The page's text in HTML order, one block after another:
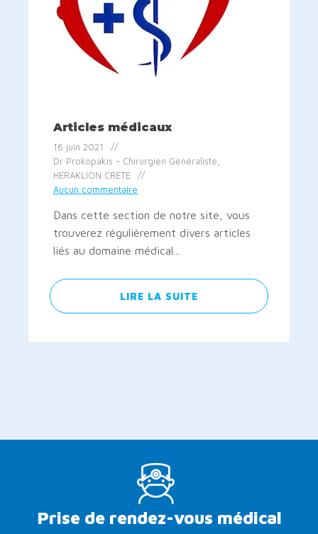
Articles médicaux
16 juin 2021
Dr Prokopakis - Chirurgien Généraliste,
HERAKLION CRETE
Aucun commentaire
Dans cette section de notre site, vous
trouverez régulièrement divers articles
liés au domaine médical...
LIRE LA SUITE
Prise de rendez-vous médical